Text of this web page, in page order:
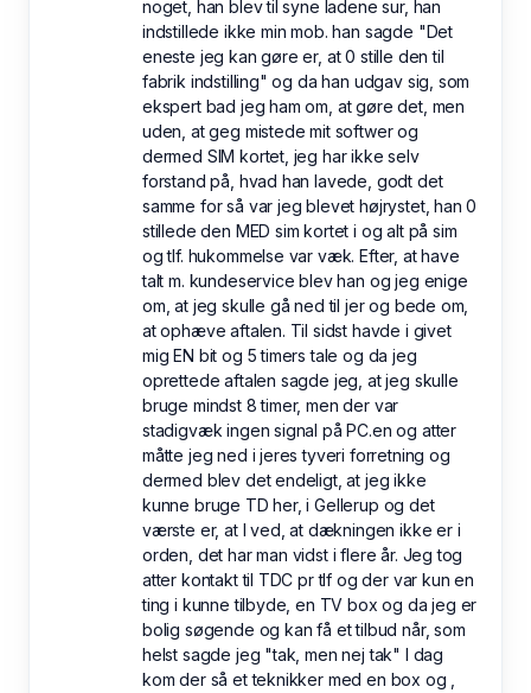
noget, han blev til syne ladene sur, han
indstillede ikke min mob. han sagde "Det
eneste jeg kan gøre er, at 0 stille den til
fabrik indstilling" og da han udgav sig, som
ekspert bad jeg ham om, at gøre det, men
uden, at geg mistede mit softwer og
dermed SIM kortet, jeg har ikke selv
forstand på, hvad han lavede, godt det
samme for så var jeg blevet højrystet, han 0
stillede den MED sim kortet i og alt på sim
og tlf. hukommelse var væk. Efter, at have
talt m. kundeservice blev han og jeg enige
om, at jeg skulle gå ned til jer og bede om,
at ophæve aftalen. Til sidst havde i givet
mig EN bit og 5 timers tale og da jeg
oprettede aftalen sagde jeg, at jeg skulle
bruge mindst 8 timer, men der var
stadigvæk ingen signal på PC.en og atter
måtte jeg ned i jeres tyveri forretning og
dermed blev det endeligt, at jeg ikke
kunne bruge TD her, i Gellerup og det
værste er, at I ved, at dækningen ikke er i
orden, det har man vidst i flere år. Jeg tog
atter kontakt til TDC pr tlf og der var kun en
ting i kunne tilbyde, en TV box og da jeg er
bolig søgende og kan få et tilbud når, som
helst sagde jeg "tak, men nej tak" I dag
kom der så et teknikker med en box og ,